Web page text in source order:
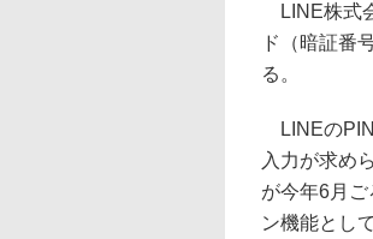
LINE株式
ド（暗証番
る。
LINEのPIN
入力が求め
が今年6月
ン機能とし